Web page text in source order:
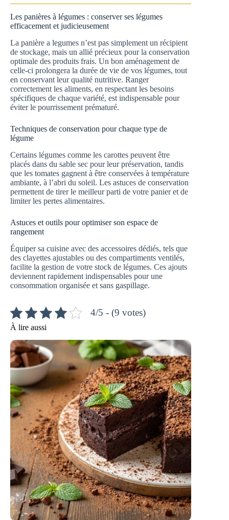
Les panières à légumes : conserver ses légumes
efficacement et judicieusement
La panière a legumes n’est pas simplement un récipient
de stockage, mais un allié précieux pour la conservation
optimale des produits frais. Un bon aménagement de
celle-ci prolongera la durée de vie de vos légumes, tout
en conservant leur qualité nutritive. Ranger
correctement les aliments, en respectant les besoins
spécifiques de chaque variété, est indispensable pour
éviter le pourrissement prématuré.
Techniques de conservation pour chaque type de
légume
Certains légumes comme les carottes peuvent être
placés dans du sable sec pour leur préservation, tandis
que les tomates gagnent à être conservées à température
ambiante, à l’abri du soleil. Les astuces de conservation
permettent de tirer le meilleur parti de votre panier et de
limiter les pertes alimentaires.
Astuces et outils pour optimiser son espace de
rangement
Équiper sa cuisine avec des accessoires dédiés, tels que
des clayettes ajustables ou des compartiments ventilés,
facilite la gestion de votre stock de légumes. Ces ajouts
deviennent rapidement indispensables pour une
consommation organisée et sans gaspillage.
4/5 - (9 votes)
À lire aussi